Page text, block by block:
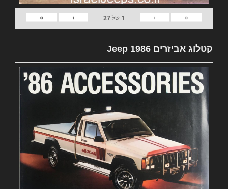
«
‹
1 של27
›
»
קטלוג אביזרים Jeep 1986